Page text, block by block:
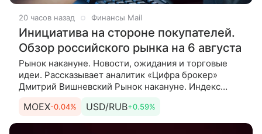
20 часов назад Финансы Mail
Инициатива на стороне покупателей.
Обзор российского рынка на 6 августа
Рынок накануне. Новости, ожидания и торговые
идеи. Рассказывает аналитик «Цифра брокер»
Дмитрий Вишневский Рынок накануне. Индекс
среды прибавил 1,43% и
MOEX-0.04% USD/RUB+0.59%